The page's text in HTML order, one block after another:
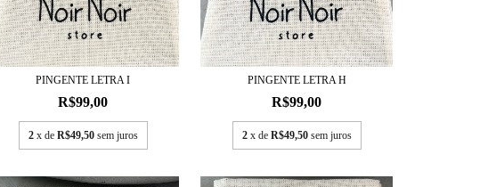
PINGENTE LETRA I
R$99,00
2 x de R$49,50 sem juros
PINGENTE LETRA H
R$99,00
2 x de R$49,50 sem juros